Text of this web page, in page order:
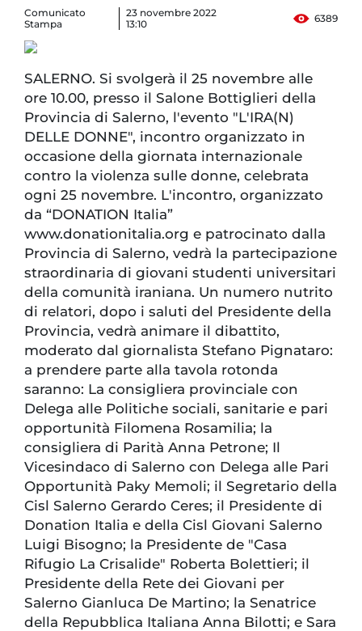
Comunicato
Stampa
23 novembre 2022
13:10
6389
SALERNO. Si svolgerà il 25 novembre alle
ore 10.00, presso il Salone Bottiglieri della
Provincia di Salerno, l'evento "L'IRA(N)
DELLE DONNE", incontro organizzato in
occasione della giornata internazionale
contro la violenza sulle donne, celebrata
ogni 25 novembre. L'incontro, organizzato
da “DONATION Italia”
www.donationitalia.org e patrocinato dalla
Provincia di Salerno, vedrà la partecipazione
straordinaria di giovani studenti universitari
della comunità iraniana. Un numero nutrito
di relatori, dopo i saluti del Presidente della
Provincia, vedrà animare il dibattito,
moderato dal giornalista Stefano Pignataro:
a prendere parte alla tavola rotonda
saranno: La consigliera provinciale con
Delega alle Politiche sociali, sanitarie e pari
opportunità Filomena Rosamilia; la
consigliera di Parità Anna Petrone; Il
Vicesindaco di Salerno con Delega alle Pari
Opportunità Paky Memoli; il Segretario della
Cisl Salerno Gerardo Ceres; il Presidente di
Donation Italia e della Cisl Giovani Salerno
Luigi Bisogno; la Presidente de "Casa
Rifugio La Crisalide" Roberta Bolettieri; il
Presidente della Rete dei Giovani per
Salerno Gianluca De Martino; la Senatrice
della Repubblica Italiana Anna Bilotti; e Sara